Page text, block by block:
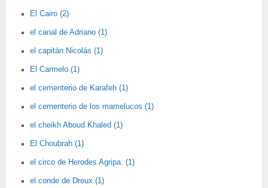
El Cairo (2)
el canal de Adriano (1)
el capitán Nicolás (1)
El Carmelo (1)
el cementerio de Karafeh (1)
el cementerio de los mamelucos (1)
el cheikh Aboud Khaled (1)
El Choubrah (1)
el circo de Herodes Agripa. (1)
el conde de Dreux (1)